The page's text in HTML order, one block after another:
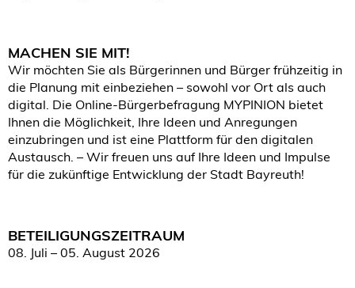
MACHEN SIE MIT!
Wir möchten Sie als Bürgerinnen und Bürger frühzeitig in
die Planung mit einbeziehen – sowohl vor Ort als auch
digital. Die Online-Bürgerbefragung MYPINION bietet
Ihnen die Möglichkeit, Ihre Ideen und Anregungen
einzubringen und ist eine Plattform für den digitalen
Austausch. – Wir freuen uns auf Ihre Ideen und Impulse
für die zukünftige Entwicklung der Stadt Bayreuth!
BETEILIGUNGSZEITRAUM
08. Juli – 05. August 2026